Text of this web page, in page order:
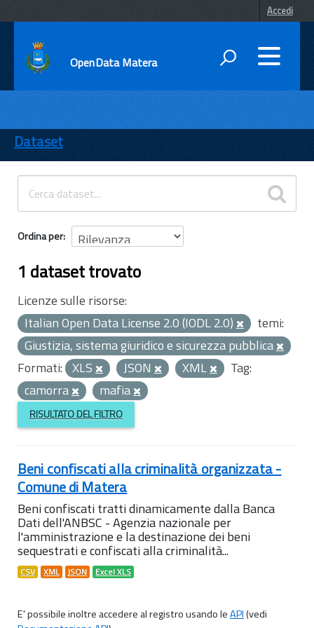
Accedi
OpenData Matera
ENTI
TEMI
INFORMAZIONI
Dataset
Ordina per
1 dataset trovato
Licenze sulle risorse:
Italian Open Data License 2.0 (IODL 2.0)
temi:
Giustizia, sistema giuridico e sicurezza pubblica
Formati: XLS JSON XML
Tag:
camorra
mafia
RISULTATO DEL FILTRO
Beni confiscati alla criminalità organizzata -
Comune di Matera
Beni confiscati tratti dinamicamente dalla Banca
Dati dell'ANBSC - Agenzia nazionale per
l'amministrazione e la destinazione dei beni
sequestrati e confiscati alla criminalità...
CSV XML JSON Excel XLS
E' possibile inoltre accedere al registro usando leAPI(vedi